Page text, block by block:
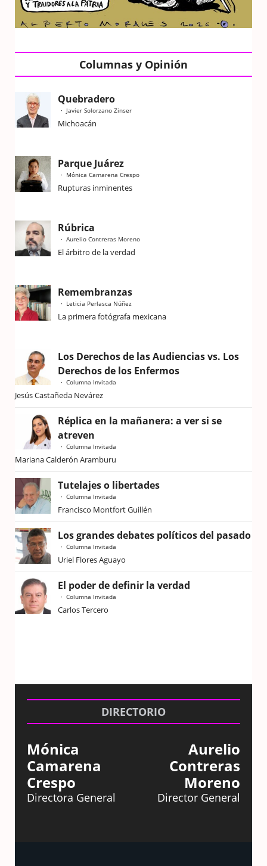
Columnas y Opinión
Quebradero
Javier Solorzano Zinser
Michoacán
Parque Juárez
Mónica Camarena Crespo
Rupturas inminentes
Rúbrica
Aurelio Contreras Moreno
El árbitro de la verdad
Remembranzas
Leticia Perlasca Núñez
La primera fotógrafa mexicana
Los Derechos de las Audiencias vs. Los
Derechos de los Enfermos
Columna Invitada
Jesús Castañeda Nevárez
Réplica en la mañanera: a ver si se
atreven
Columna Invitada
Mariana Calderón Aramburu
Tutelajes o libertades
Columna Invitada
Francisco Montfort Guillén
Los grandes debates políticos del pasado
Columna Invitada
Uriel Flores Aguayo
El poder de definir la verdad
Columna Invitada
Carlos Tercero
DIRECTORIO
Mónica
Camarena
Crespo
Directora General
Aurelio
Contreras
Moreno
Director General